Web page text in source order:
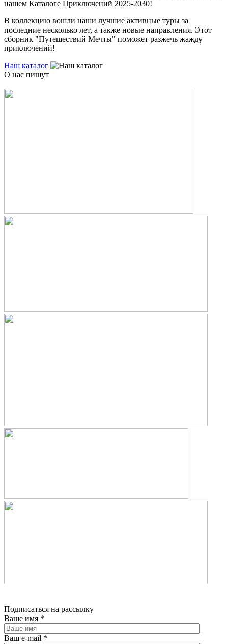
нашем Каталоге Приключений 2025-2030!
В коллекцию вошли наши лучшие активные туры за
последние несколько лет, а также новые направления. Этот
сборник "Путешествий Мечты" поможет разжечь жажду
приключений!
Наш каталог
О нас пишут
Подписаться на рассылку
Ваше имя *
Ваш e-mail *